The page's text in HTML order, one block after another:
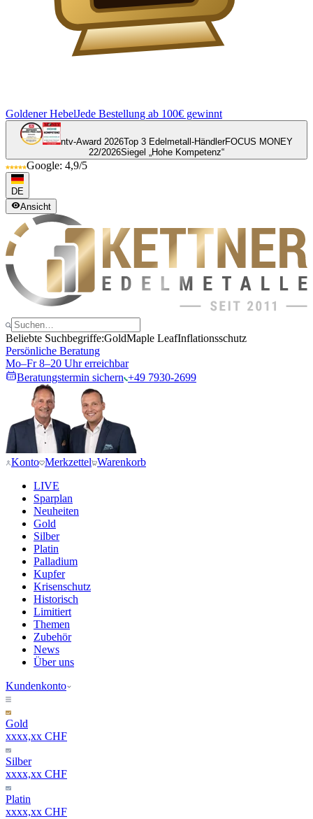
Goldener HebelJede Bestellung ab 100€ gewinnt
ntv-Award 2026Top 3 Edelmetall-HändlerFOCUS MONEY
22/2026Siegel „Hohe Kompetenz“
Google: 4,9/5
DE
Ansicht
Beliebte Suchbegriffe:GoldMaple LeafInflationsschutz
Persönliche Beratung
Mo–Fr 8–20 Uhr erreichbar
Beratungstermin sichern +49 7930-2699
Konto Merkzettel Warenkorb
LIVE
Sparplan
Neuheiten
Gold
Silber
Platin
Palladium
Kupfer
Krisenschutz
Historisch
Limitiert
Themen
Zubehör
News
Über uns
Kundenkonto
Gold
xxxx,xx CHF
Silber
xxxx,xx CHF
Platin
xxxx,xx CHF